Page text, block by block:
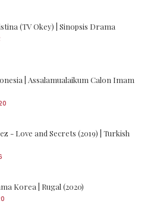
(TV Okey) | Sinopsis Drama
| Assalamualaikum Calon Imam
- Love and Secrets (2019) | Turkish
Korea | Rugal (2020)